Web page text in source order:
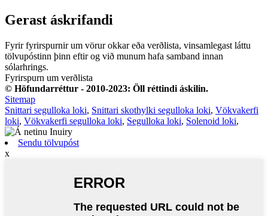
Gerast áskrifandi
Fyrir fyrirspurnir um vörur okkar eða verðlista, vinsamlegast láttu
tölvupóstinn þinn eftir og við munum hafa samband innan
sólarhrings.
Fyrirspurn um verðlista
© Höfundarréttur - 2010-2023: Öll réttindi áskilin.
Sitemap
Snittari segulloka loki, Snittari skothylki segulloka loki, Vökvakerfi
loki, Vökvakerfi segulloka loki, Segulloka loki, Solenoid loki,
Sendu tölvupóst
x